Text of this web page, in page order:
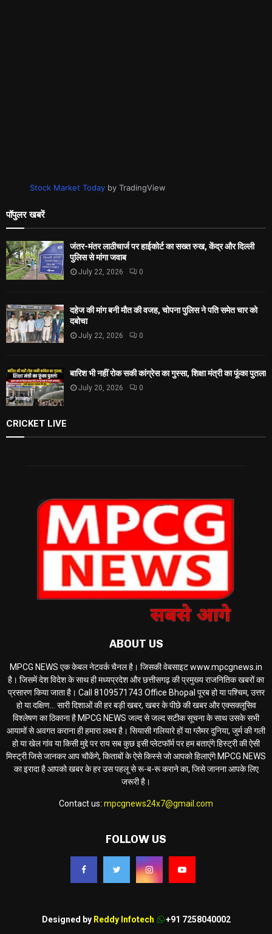
Stock Market Today by TradingView
पॉपुलर खबरें
जंतर-मंतर लाठीचार्ज पर हाईकोर्ट का सख्त रुख, केंद्र और दिल्ली
पुलिस से मांगा जवाब
July 22, 2026 0
दहेज की मांग बनी मौत की वजह, चोपना पुलिस ने पति समेत चार को
दबोचा
July 22, 2026 0
बारिश भी नहीं रोक सकी कांग्रेस का गुस्सा, शिक्षा मंत्री का फूंका पुतला
July 20, 2026 0
CRICKET LIVE
ABOUT US
MPCG NEWS एक केबल नेटवर्क चैनल है। जिसकी वेबसाइट www.mpcgnews.in
है। जिसमें देश विदेश के साथ ही मध्यप्रदेश और छत्तीसगढ़ की प्रमुख्य राजनितिक खबरों का
प्रसारण किया जाता है। Call 8109571743 Office Bhopal पूरब हो या पश्चिम, उत्तर
हो या दक्षिण... सारी दिशाओं की हर बड़ी खबर, खबर के पीछे की खबर और एक्सक्लूसिव
विश्लेषण का ठिकाना है MPCG NEWS जल्द से जल्द सटीक सूचना के साथ उसके सभी
आयामों से अवगत कराना ही हमारा लक्ष्य है। सियासी गलियारे हों या ग्लैमर दुनिया, जुर्म की गली
हो या खेल गांव या किसी मुद्दे पर राय सब कुछ इसी प्लेटफॉर्म पर हम बताएंगे हिस्ट्री की ऐसी
मिस्ट्री जिसे जानकर आप चौकेंगे, किताबों के ऐसे किस्से जो आपको हिलाएंगे MPCG NEWS
का इरादा है आपको खबर के हर उस पहलू से रू-ब-रू कराने का, जिसे जानना आपके लिए
जरूरी है।
Contact us: mpcgnews24x7@gmail.com
FOLLOW US
Designed by Reddy Infotech +91 7258040002